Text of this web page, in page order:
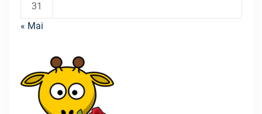
31
« Mai